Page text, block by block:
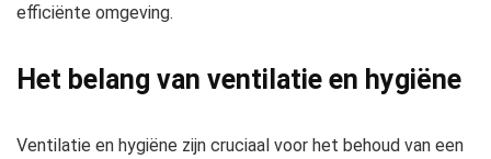
efficiënte omgeving.
Het belang van ventilatie en hygiëne
Ventilatie en hygiëne zijn cruciaal voor het behoud van een